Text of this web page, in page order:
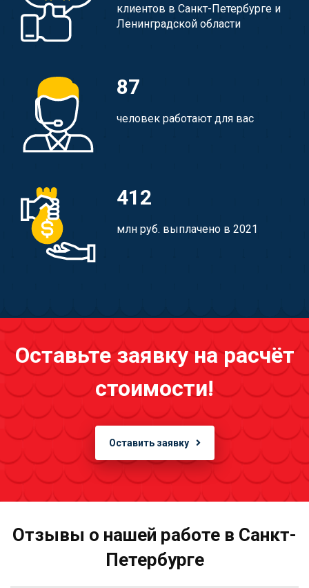
клиентов в Санкт-Петербурге и
Ленинградской области
87
человек работают для вас
412
млн руб. выплачено в 2021
Оставьте заявку на расчёт
стоимости!
Оставить заявку
Отзывы о нашей работе в Санкт-
Петербурге